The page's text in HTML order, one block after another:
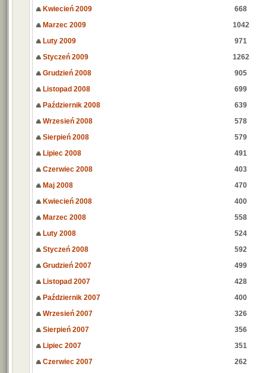
Kwiecień 2009
668
Marzec 2009
1042
Luty 2009
971
Styczeń 2009
1262
Grudzień 2008
905
Listopad 2008
699
Październik 2008
639
Wrzesień 2008
578
Sierpień 2008
579
Lipiec 2008
491
Czerwiec 2008
403
Maj 2008
470
Kwiecień 2008
400
Marzec 2008
558
Luty 2008
524
Styczeń 2008
592
Grudzień 2007
499
Listopad 2007
428
Październik 2007
400
Wrzesień 2007
326
Sierpień 2007
356
Lipiec 2007
351
Czerwiec 2007
262